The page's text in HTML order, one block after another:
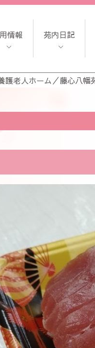
情報 苑内日記
護老人ホーム ／藤心八幡